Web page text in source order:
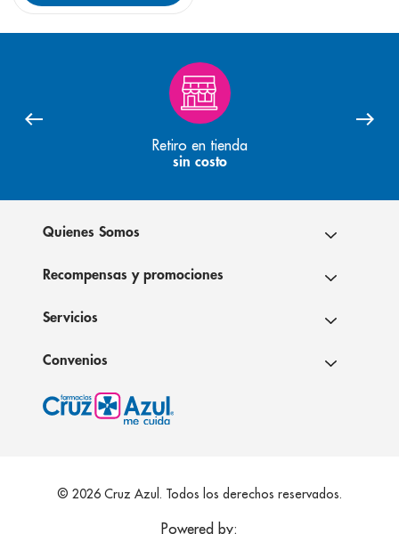
Retiro en tienda
sin costo
Quienes Somos
Recompensas y promociones
Servicios
Convenios
© 2026 Cruz Azul. Todos los derechos reservados.
Powered by: